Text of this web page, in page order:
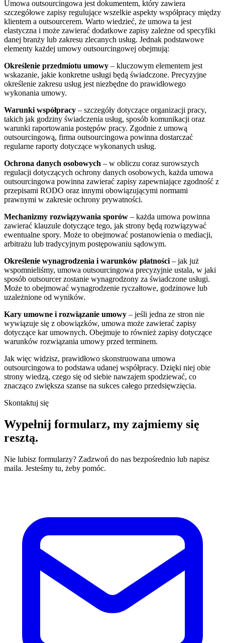
Umowa outsourcingowa jest dokumentem, który zawiera
szczegółowe zapisy regulujące wszelkie aspekty współpracy między
klientem a outsourcerem. Warto wiedzieć, że umowa ta jest
elastyczna i może zawierać dodatkowe zapisy zależne od specyfiki
danej branży lub zakresu zlecanych usług. Jednak podstawowe
elementy każdej umowy outsourcingowej obejmują:
Określenie przedmiotu umowy – kluczowym elementem jest
wskazanie, jakie konkretne usługi będą świadczone. Precyzyjne
określenie zakresu usług jest niezbędne do prawidłowego
wykonania umowy.
Warunki współpracy – szczegóły dotyczące organizacji pracy,
takich jak godziny świadczenia usług, sposób komunikacji oraz
warunki raportowania postępów pracy. Zgodnie z umową
outsourcingową, firma outsourcingowa powinna dostarczać
regularne raporty dotyczące wykonanych usług.
Ochrona danych osobowych – w obliczu coraz surowszych
regulacji dotyczących ochrony danych osobowych, każda umowa
outsourcingowa powinna zawierać zapisy zapewniające zgodność z
przepisami RODO oraz innymi obowiązującymi normami
prawnymi w zakresie ochrony prywatności.
Mechanizmy rozwiązywania sporów – każda umowa powinna
zawierać klauzule dotyczące tego, jak strony będą rozwiązywać
ewentualne spory. Może to obejmować postanowienia o mediacji,
arbitrażu lub tradycyjnym postępowaniu sądowym.
Określenie wynagrodzenia i warunków płatności – jak już
wspomnieliśmy, umowa outsourcingowa precyzyjnie ustala, w jaki
sposób outsourcer zostanie wynagrodzony za świadczone usługi.
Może to obejmować wynagrodzenie ryczałtowe, godzinowe lub
uzależnione od wyników.
Kary umowne i rozwiązanie umowy – jeśli jedna ze stron nie
wywiązuje się z obowiązków, umowa może zawierać zapisy
dotyczące kar umownych. Obejmuje to również zapisy dotyczące
warunków rozwiązania umowy przed terminem.
Jak więc widzisz, prawidłowo skonstruowana umowa
outsourcingowa to podstawa udanej współpracy. Dzięki niej obie
strony wiedzą, czego się od siebie nawzajem spodziewać, co
znacząco zwiększa szanse na sukces całego przedsięwzięcia.
Skontaktuj się
Wypełnij formularz, my zajmiemy się
resztą.
Nie lubisz formularzy? Zadzwoń do nas bezpośrednio lub napisz
maila. Jesteśmy tu, żeby pomóc.